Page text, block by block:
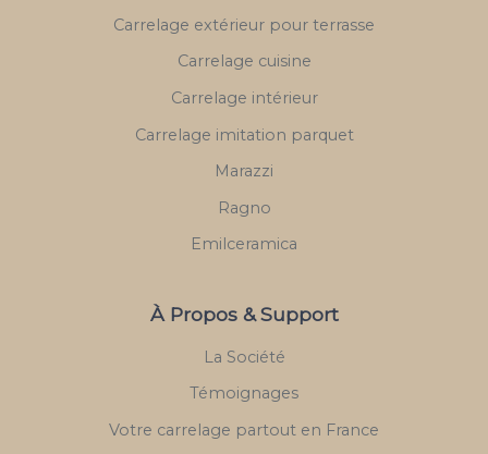
Carrelage extérieur pour terrasse
Carrelage cuisine
Carrelage intérieur
Carrelage imitation parquet
Marazzi
Ragno
Emilceramica
À Propos & Support
La Société
Témoignages
Votre carrelage partout en France